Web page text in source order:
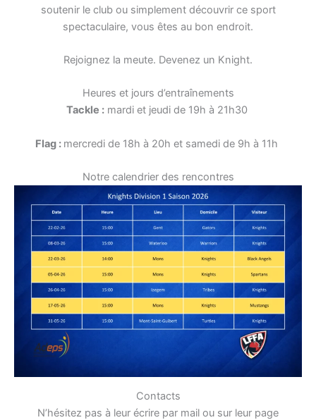
soutenir le club ou simplement découvrir ce sport
spectaculaire, vous êtes au bon endroit.
Rejoignez la meute. Devenez un Knight.
Heures et jours d’entraînements
Tackle :mardi et jeudi de 19h à 21h30
Flag : mercredi de 18h à 20h et samedi de 9h à 11h
Notre calendrier des rencontres
Contacts
N’hésitez pas à leur écrire par mail ou sur leur page